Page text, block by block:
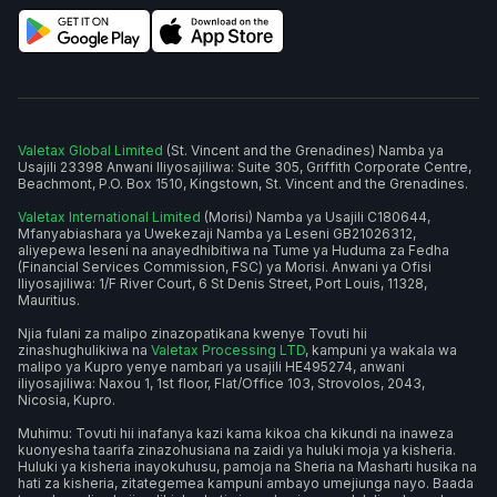
Valetax Global Limited (St. Vincent and the Grenadines) Namba ya
Usajili 23398 Anwani Iliyosajiliwa: Suite 305, Griffith Corporate Centre,
Beachmont, P.O. Box 1510, Kingstown, St. Vincent and the Grenadines.
Valetax International Limited (Morisi) Namba ya Usajili C180644,
Mfanyabiashara ya Uwekezaji Namba ya Leseni GB21026312,
aliyepewa leseni na anayedhibitiwa na Tume ya Huduma za Fedha
(Financial Services Commission, FSC) ya Morisi. Anwani ya Ofisi
Iliyosajiliwa: 1/F River Court, 6 St Denis Street, Port Louis, 11328,
Mauritius.
Njia fulani za malipo zinazopatikana kwenye Tovuti hii
zinashughulikiwa na Valetax Processing LTD, kampuni ya wakala wa
malipo ya Kupro yenye nambari ya usajili HE495274, anwani
iliyosajiliwa: Naxou 1, 1st floor, Flat/Office 103, Strovolos, 2043,
Nicosia, Kupro.
Muhimu: Tovuti hii inafanya kazi kama kikoa cha kikundi na inaweza
kuonyesha taarifa zinazohusiana na zaidi ya huluki moja ya kisheria.
Huluki ya kisheria inayokuhusu, pamoja na Sheria na Masharti husika na
hati za kisheria, zitategemea kampuni ambayo umejiunga nayo. Baada